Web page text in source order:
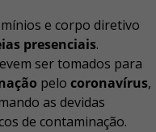
e corpo diretivo
presenciais.
ser tomados para
pelo coronavírus,
as devidas
de contaminação.